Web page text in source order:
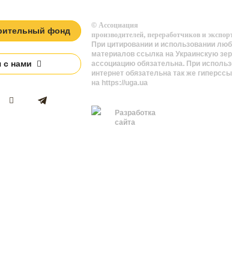
фонд
с нами
© Ассоциация
производителей, переработчиков и
При цитировании и использовании
материалов ссылка на Украинскую
ассоциацию обязательна. При
интернет обязательна так же
на https://uga.ua
Разработка
сайта